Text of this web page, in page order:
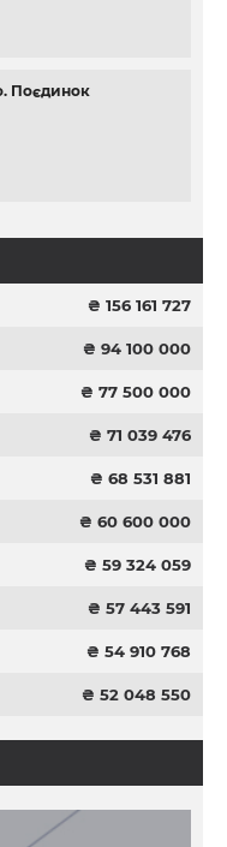
Поєдинок
₴ 156 161 727
₴ 94 100 000
₴ 77 500 000
₴ 71 039 476
₴ 68 531 881
₴ 60 600 000
₴ 59 324 059
₴ 57 443 591
₴ 54 910 768
₴ 52 048 550